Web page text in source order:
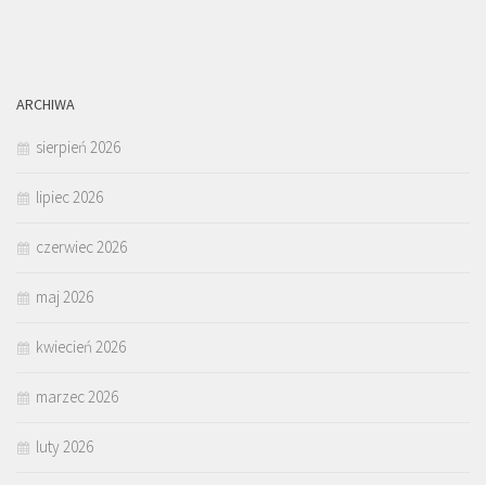
ARCHIWA
sierpień 2026
lipiec 2026
czerwiec 2026
maj 2026
kwiecień 2026
marzec 2026
luty 2026